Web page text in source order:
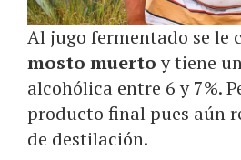
Al jugo fermentado se le
mosto muertoy tiene
alcohólica entre 6 y 7%.
producto final pues aún
de destilación.